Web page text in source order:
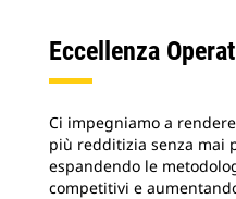
Eccellenza
Ci impegniamo a
più redditizia senza mai
espandendo le
competitivi e